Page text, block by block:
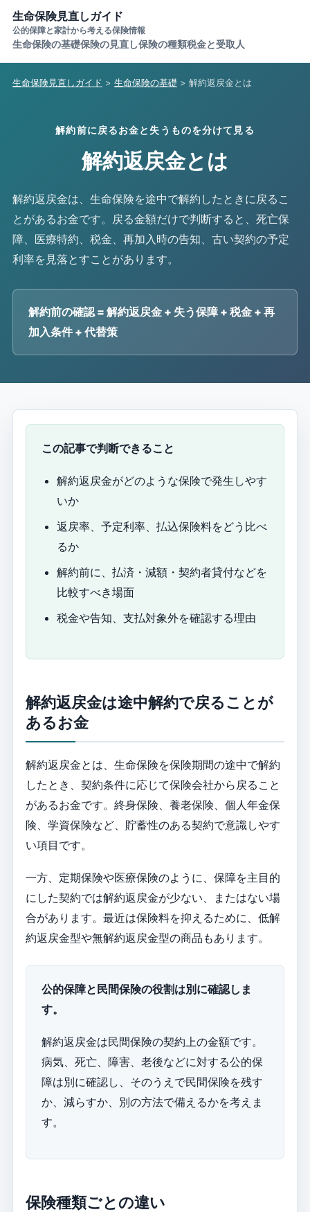
生命保険見直しガイド
公的保障と家計から考える保険情報
生命保険の基礎保険の見直し保険の種類税金と受取人
生命保険見直しガイド > 生命保険の基礎 > 解約返戻金とは
解約前に戻るお金と失うものを分けて見る
解約返戻金とは
解約返戻金は、生命保険を途中で解約したときに戻るこ
とがあるお金です。戻る金額だけで判断すると、死亡保
障、医療特約、税金、再加入時の告知、古い契約の予定
利率を見落とすことがあります。
解約前の確認 = 解約返戻金 + 失う保障 + 税金 + 再
加入条件 + 代替策
この記事で判断できること
解約返戻金がどのような保険で発生しやす
いか
返戻率、予定利率、払込保険料をどう比べ
るか
解約前に、払済・減額・契約者貸付などを
比較すべき場面
税金や告知、支払対象外を確認する理由
解約返戻金は途中解約で戻ることが
あるお金
解約返戻金とは、生命保険を保険期間の途中で解約
したとき、契約条件に応じて保険会社から戻ること
があるお金です。終身保険、養老保険、個人年金保
険、学資保険など、貯蓄性のある契約で意識しやす
い項目です。
一方、定期保険や医療保険のように、保障を主目的
にした契約では解約返戻金が少ない、またはない場
合があります。最近は保険料を抑えるために、低解
約返戻金型や無解約返戻金型の商品もあります。
公的保障と民間保険の役割は別に確認しま
す。
解約返戻金は民間保険の契約上の金額です。
病気、死亡、障害、老後などに対する公的保
障は別に確認し、そのうえで民間保険を残す
か、減らすか、別の方法で備えるかを考えま
す。
保険種類ごとの違い